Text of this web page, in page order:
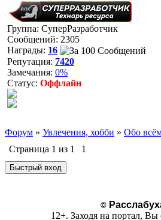
Группа: СуперРазработчик
Сообщений: 2305
Награды: 16
Репутация: 7420
Замечания: 0%
Статус: Оффлайн
Форум » Увлечения, хобби » Обо
Страница 1 из 1
1
©
12+. Заходя на портал,